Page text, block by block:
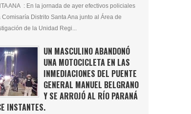
ANA : En la jornada de ayer efectivos policiales
Comisaría Distrito Santa Ana junto al Área de
de la Unidad Regi...
UN MASCULINO ABANDONÓ
UNA MOTOCICLETA EN LAS
INMEDIACIONES DEL PUENTE
GENERAL MANUEL BELGRANO
Y SE ARROJÓ AL RÍO PARANÁ
INSTANTES.